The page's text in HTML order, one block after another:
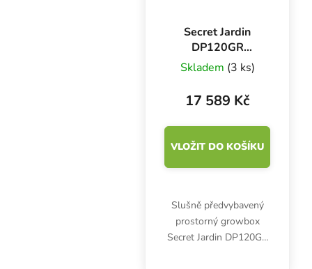
Secret Jardin
DP120GR
Growing Set
200W,
120x60x190 cm
Skladem (3 ks)
17 589 Kč
VLOŽIT DO KOŠÍKU
Slušně předvybavený
prostorný growbox
Secret Jardin DP120GR